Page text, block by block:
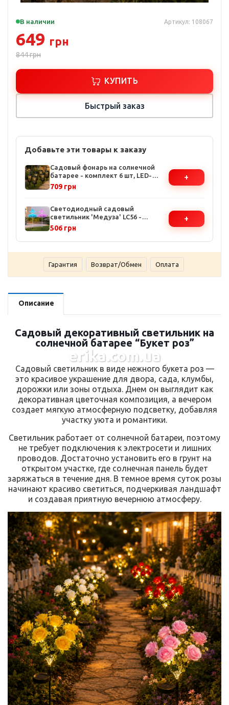
В наличии Артикул: 108067
649 грн
844грн
КУПИТЬ
Быстрый заказ
Добавьте эти товары к заказу
Садовый фонарь на солнечной
батарее - комплект 6 шт, LED-
теплый свет, IP44,
автоматическое включение
709 грн
+
Светодиодный садовый
светильник 'Медуза' LC56 -
комплект 2 шт, RGB подсветка,
автоматическое включение,
водонепроницаемый корпус
506 грн
+
Гарантия Возврат/Обмен Оплата
Описание
Садовый декоративный светильник на
солнечной батарее “Букет роз”
erika.com.ua
Садовый светильник в виде нежного букета роз —
это красивое украшение для двора, сада, клумбы,
дорожки или зоны отдыха. Днем он выглядит как
декоративная цветочная композиция, а вечером
создает мягкую атмосферную подсветку, добавляя
участку уюта и романтики.
Светильник работает от солнечной батареи, поэтому
не требует подключения к электросети и лишних
проводов. Достаточно установить его в грунт на
открытом участке, где солнечная панель будет
заряжаться в течение дня. В темное время суток розы
начинают красиво светиться, подчеркивая ландшафт
и создавая приятную вечернюю атмосферу.